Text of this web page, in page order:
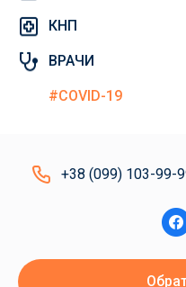
КНП
ВРАЧИ
#COVID-19
+38 (099) 103-99-